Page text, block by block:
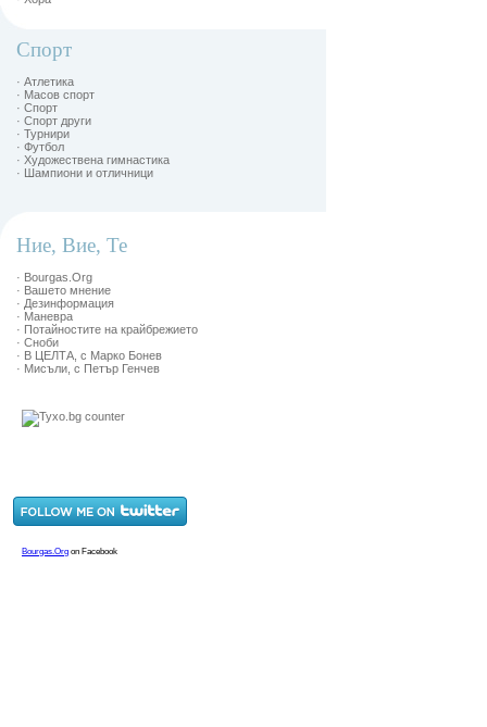
Спорт
· Атлетика
· Масов спорт
· Спорт
· Спорт други
· Турнири
· Футбол
· Художествена гимнастика
· Шампиони и отличници
Ние, Вие, Те
· Bourgas.Org
· Вашето мнение
· Дезинформация
· Маневра
· Потайностите на крайбрежието
· Сноби
· В ЦЕЛТА, с Марко Бонев
· Мисъли, с Петър Генчев